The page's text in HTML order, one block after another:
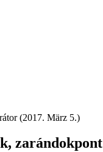
(2017. März 5.)
zarándokpont